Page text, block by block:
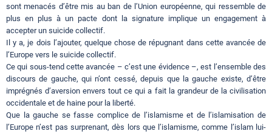
sont menacés d’être mis au ban de l’Union européenne, qui ressemble de
plus en plus à un pacte dont la signature implique un engagement à
accepter un suicide collectif.
Il y a, je dois l’ajouter, quelque chose de répugnant dans cette avancée de
l’Europe vers le suicide collectif.
Ce qui sous-tend cette avancée – c’est une évidence –, est l’ensemble des
discours de gauche, qui n’ont cessé, depuis que la gauche existe, d’être
imprégnés d’aversion envers tout ce qui a fait la grandeur de la civilisation
occidentale et de haine pour la liberté.
Que la gauche se fasse complice de l’islamisme et de l’islamisation de
l’Europe n’est pas surprenant, dès lors que l’islamisme, comme l’islam lui-